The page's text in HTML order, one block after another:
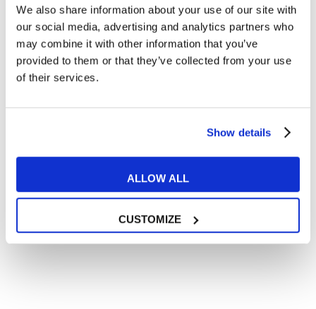
We also share information about your use of our site with
our social media, advertising and analytics partners who
may combine it with other information that you’ve
provided to them or that they’ve collected from your use
of their services.
Show details
ALLOW ALL
CUSTOMIZE
Articoli con tips e new sulla lingua inglese
Articoli divertenti su film e musica
In quanto di età superiore ai 16 anni, dichiaro di acconsentire
al trattamento dei miei dati personali in conformità
all’informativa privacy
relative ai prodotti e servizi a marchio MyES
** le sedi contrassegnate con * offrono sempre solo corsi online
RICHIEDI INFORMAZIONI